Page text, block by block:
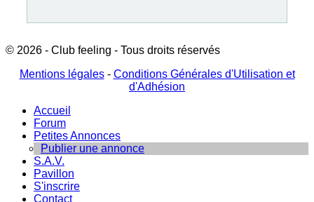
© 2026 - Club feeling - Tous droits réservés
Mentions légales- Conditions Générales d'Utilisation et
d'Adhésion
Accueil
Forum
Petites Annonces
Publier une annonce
S.A.V.
Pavillon
S'inscrire
Contact